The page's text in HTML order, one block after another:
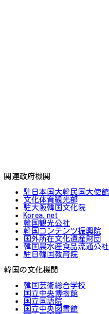
関連政府機関
駐日本国大韓民国大使館
文化体育観光部
駐大阪韓国文化院
Korea.net
韓国観光公社
韓国コンテンツ振興院
国外所在文化遺産財団
韓国農水産食品流通公社
駐日韓国教育院
韓国の文化機関
韓国芸術総合学校
国立中央博物館
国立国語院
国立中央図書館